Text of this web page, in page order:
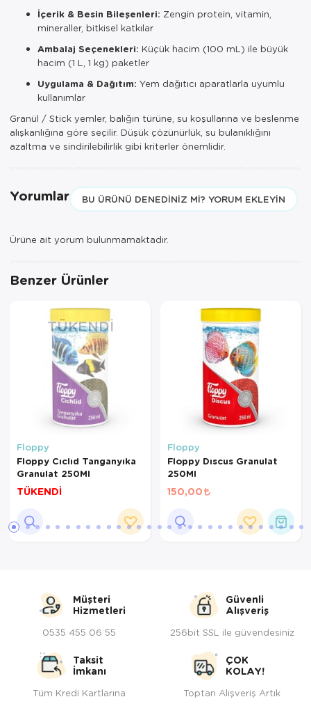
İçerik & Besin Bileşenleri: Zengin protein, vitamin,
mineraller, bitkisel katkılar
Ambalaj Seçenekleri: Küçük hacim (100 mL) ile büyük
hacim (1 L, 1 kg) paketler
Uygulama & Dağıtım: Yem dağıtıcı aparatlarla uyumlu
kullanımlar
Granül / Stick yemler, balığın türüne, su koşullarına ve beslenme
alışkanlığına göre seçilir. Düşük çözünürlük, su bulanıklığını
azaltma ve sindirilebilirlik gibi kriterler önemlidir.
Yorumlar BU ÜRÜNÜ DENEDINIZ MI? YORUM EKLEYIN
Ürüne ait yorum bulunmamaktadır.
Benzer Ürünler
TÜKENDI
Floppy
Floppy Cıclıd Tanganyıka
Granulat 250Ml
TÜKENDİ
Floppy
Floppy Dıscus Granulat
250Ml
150,00
Müşteri
Hizmetleri
0535 455 06 55
Güvenli
Alışveriş
256bit SSL ile güvendesiniz
Taksit
İmkanı
Tüm Kredi Kartlarına
ÇOK
KOLAY!
Toptan Alışveriş Artık